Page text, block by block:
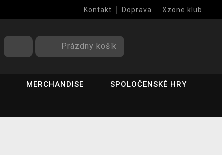
Kontakt Doprava Xzone klub
Prázdny košík
MERCHANDISE SPOLOČENSKÉ HRY